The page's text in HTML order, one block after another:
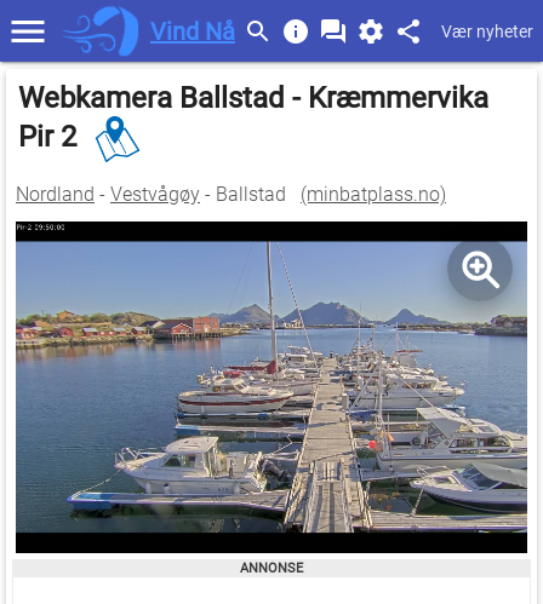
Vind Nå Vær nyheter
Webkamera Ballstad - Kræmmervika
Pir 2
Nordland - Vestvågøy - Ballstad (minbatplass.no)